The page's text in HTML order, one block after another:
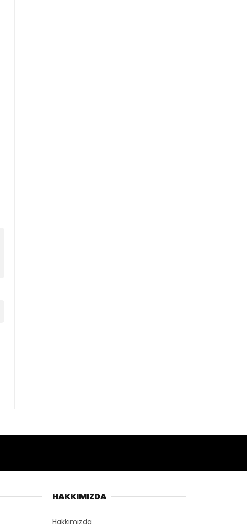
HAKKIMIZDA
Hakkımızda